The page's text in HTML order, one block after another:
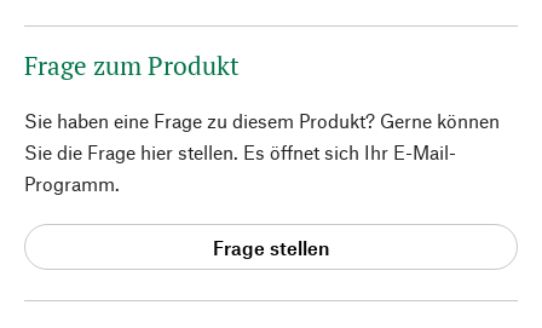
Frage zum Produkt
Sie haben eine Frage zu diesem Produkt? Gerne können
Sie die Frage hier stellen. Es öffnet sich Ihr E-Mail-
Programm.
Frage stellen